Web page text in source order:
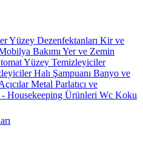
Yüzey Dezenfektanları Kir ve
Bakımı Yer ve Zemin
Yüzey Temizleyiciler
Halı Şampuanı Banyo ve
Metal Parlatıcı ve
Housekeeping Ürünleri Wc Koku